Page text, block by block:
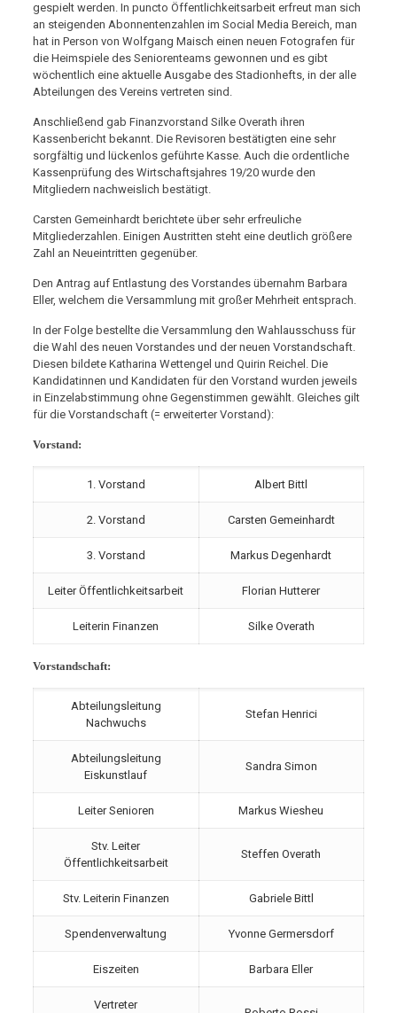
gespielt werden. In puncto Öffentlichkeitsarbeit erfreut man sich
an steigenden Abonnentenzahlen im Social Media Bereich, man
hat in Person von Wolfgang Maisch einen neuen Fotografen für
die Heimspiele des Seniorenteams gewonnen und es gibt
wöchentlich eine aktuelle Ausgabe des Stadionhefts, in der alle
Abteilungen des Vereins vertreten sind.
Anschließend gab Finanzvorstand Silke Overath ihren
Kassenbericht bekannt. Die Revisoren bestätigten eine sehr
sorgfältig und lückenlos geführte Kasse. Auch die ordentliche
Kassenprüfung des Wirtschaftsjahres 19/20 wurde den
Mitgliedern nachweislich bestätigt.
Carsten Gemeinhardt berichtete über sehr erfreuliche
Mitgliederzahlen. Einigen Austritten steht eine deutlich größere
Zahl an Neueintritten gegenüber.
Den Antrag auf Entlastung des Vorstandes übernahm Barbara
Eller, welchem die Versammlung mit großer Mehrheit entsprach.
In der Folge bestellte die Versammlung den Wahlausschuss für
die Wahl des neuen Vorstandes und der neuen Vorstandschaft.
Diesen bildete Katharina Wettengel und Quirin Reichel. Die
Kandidatinnen und Kandidaten für den Vorstand wurden jeweils
in Einzelabstimmung ohne Gegenstimmen gewählt. Gleiches gilt
für die Vorstandschaft (= erweiterter Vorstand):
Vorstand:
1. Vorstand Albert Bittl
2. Vorstand Carsten Gemeinhardt
3. Vorstand Markus Degenhardt
Leiter Öffentlichkeitsarbeit Florian Hutterer
Leiterin Finanzen Silke Overath
Vorstandschaft:
Abteilungsleitung
Nachwuchs
Stefan Henrici
Abteilungsleitung
Eiskunstlauf
Sandra Simon
Leiter Senioren Markus Wiesheu
Stv. Leiter
Öffentlichkeitsarbeit
Steffen Overath
Stv. Leiterin Finanzen Gabriele Bittl
Spendenverwaltung Yvonne Germersdorf
Eiszeiten Barbara Eller
Vertreter